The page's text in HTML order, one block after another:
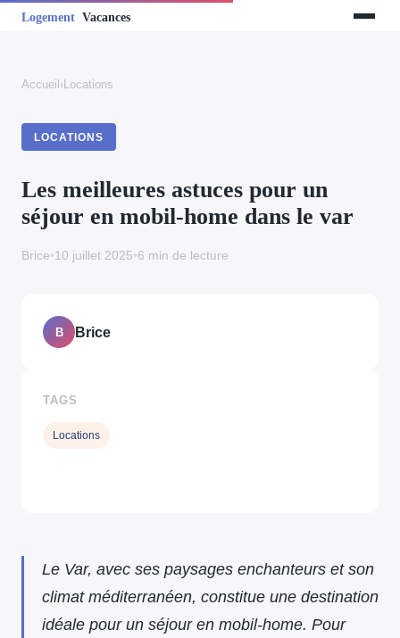
Accueil ›Locations
LOCATIONS
Les meilleures astuces pour un
séjour en mobil-home dans le var
Brice•10 juillet 2025•6 min de lecture
Le Var, avec ses paysages enchanteurs et son
climat méditerranéen, constitue une destination
idéale pour un séjour en mobil-home. Pour
B Brice
TAGS
Locations